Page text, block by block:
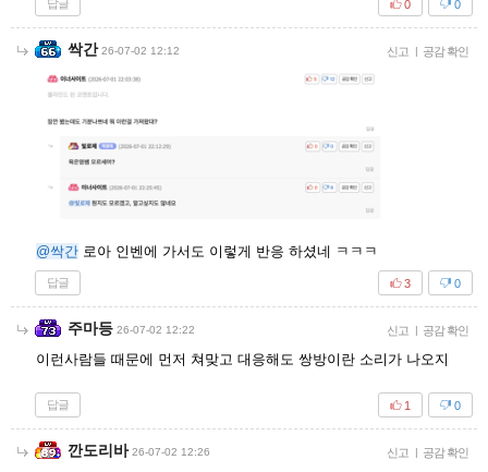
답글 0
0
싹간 26-07-02 12:12 신고 | 공감 확인
@싹간 로아 인벤에 가서도 이렇게 반응 하셨네 ㅋㅋㅋ
답글 0
3
주마등 26-07-02 12:22 신고 | 공감 확인
이런사람들 때문에 먼저 쳐맞고 대응해도 쌍방이란 소리가 나오지
답글 0
1
깐도리바 26-07-02 12:26 신고 | 공감 확인